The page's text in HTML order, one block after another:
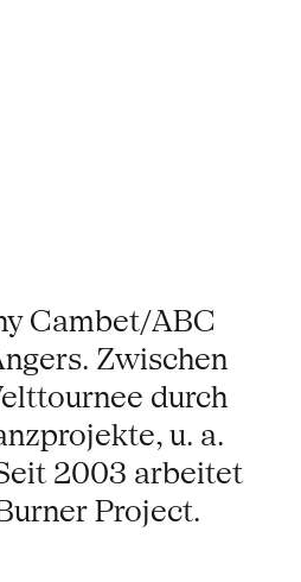
Cambet/ABC
Zwischen
durch
u. a.
2003 arbeitet
Project.